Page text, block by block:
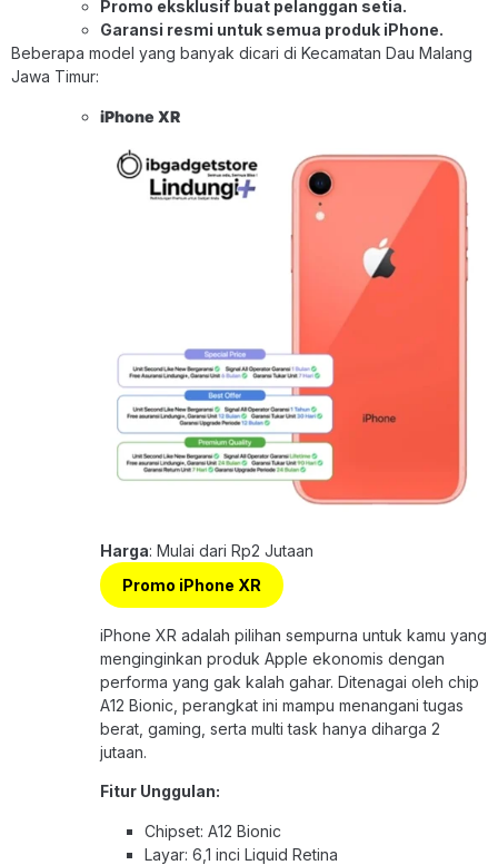
Promo eksklusif buat pelanggan setia.
Garansi resmi untuk semua produk iPhone.
Beberapa model yang banyak dicari di Kecamatan Dau Malang
Jawa Timur:
iPhone XR
Harga: Mulai dari Rp2 Jutaan
Promo iPhone XR
iPhone XR adalah pilihan sempurna untuk kamu yang
menginginkan produk Apple ekonomis dengan
performa yang gak kalah gahar. Ditenagai oleh chip
A12 Bionic, perangkat ini mampu menangani tugas
berat, gaming, serta multi task hanya diharga 2
jutaan.
Fitur Unggulan:
Chipset: A12 Bionic
Layar: 6,1 inci Liquid Retina